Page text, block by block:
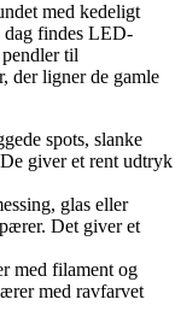
med kedeligt
dag findes LED-
til
der ligner de gamle
spots, slanke
giver et rent udtryk
glas eller
Det giver et
med filament og
med ravfarvet